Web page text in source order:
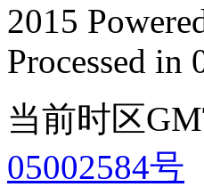
2015
Processed in
当前时区
05002584号